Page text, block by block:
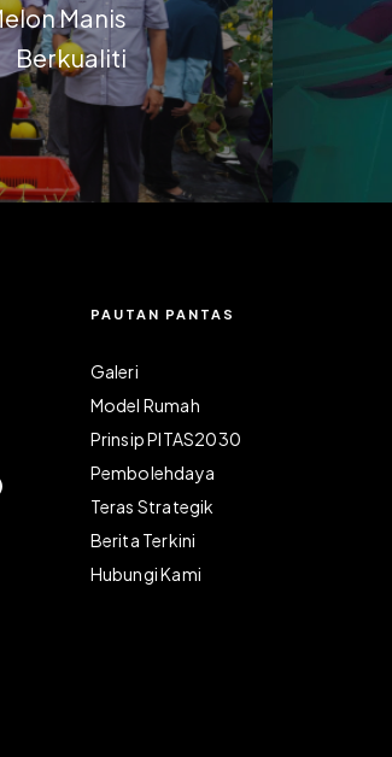
Manis
Berkualiti
PAUTAN PANTAS
Galeri
Model Rumah
Prinsip PITAS2030
Pembolehdaya
Teras Strategik
Berita Terkini
Hubungi Kami